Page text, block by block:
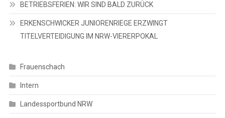
BETRIEBSFERIEN: WIR SIND BALD ZURÜCK
ERKENSCHWICKER JUNIORENRIEGE ERZWINGT
TITELVERTEIDIGUNG IM NRW-VIERERPOKAL
Frauenschach
Intern
Landessportbund NRW